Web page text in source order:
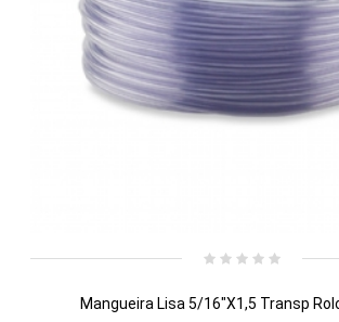
Mangueira Lisa 5/16"X1,5 Transp